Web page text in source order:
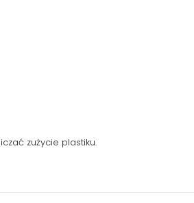
zużycie plastiku.